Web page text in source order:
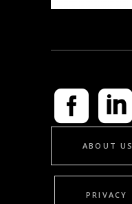
ABOUT US
PRIVACY